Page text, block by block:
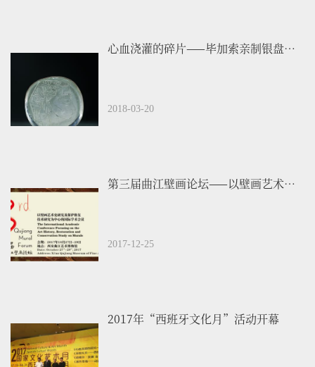
心血浇灌的碎片——毕加索亲制银盘陶器展
2018-03-20
第三届曲江壁画论坛——以壁画艺术史研究及保护修复技术研究为中心的国际学术会议...
2017-12-25
2017年“西班牙文化月”活动开幕